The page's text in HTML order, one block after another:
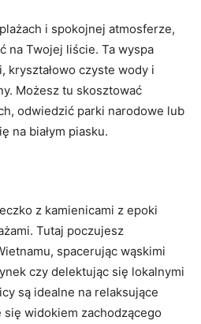
i spokojnej atmosferze,
na Twojej liście. Ta wyspa
kryształowo czyste wody i
Możesz tu skosztować
odwiedzić parki narodowe lub
na białym piasku.
z kamienicami z epoki
Tutaj poczujesz
spacerując wąskimi
‌czy delektując się lokalnymi
są idealne na ⁤relaksujące
widokiem zachodzącego